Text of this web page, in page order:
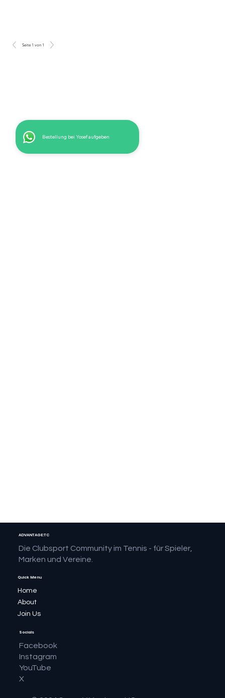
Seite 1 von 1
Bestellung bei Yosef aufgeben
Die Clubsport Community im Tennis - für Spieler,
Marken und Vereine.
ADVANTAGE:TC
Quick Menu
Home
About
Join Us
Facebook
Instagram
YouTube
X
Socials